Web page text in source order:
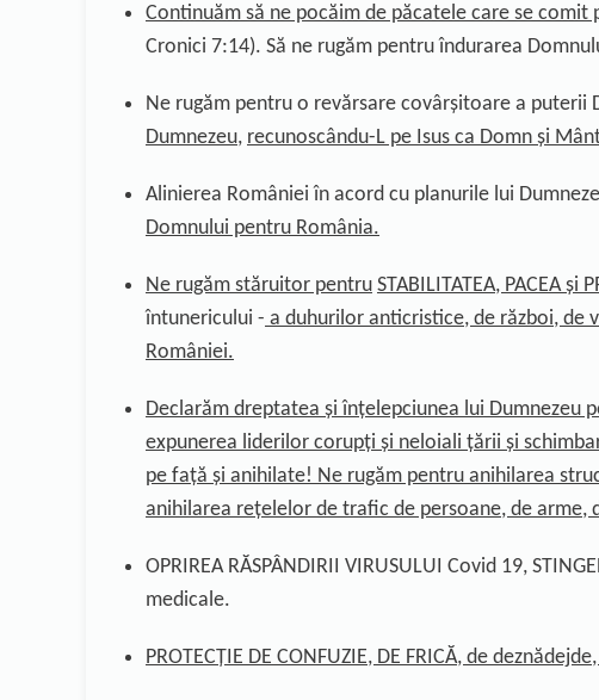
Continuăm să ne pocăim de păcatele care se
Cronici 7:14). Să ne rugăm pentru îndurarea
Ne rugăm pentru o revărsare covârșitoare a puterii
Dumnezeu, recunoscându-L pe Isus ca Domn și
Alinierea României în acord cu planurile lui
Domnului pentru România.
Ne rugăm stăruitor pentru STABILITATEA, PACEA și
întunericului - a duhurilor anticristice, de război, de
României.
Declarăm dreptatea și înțelepciunea lui Dumnezeu
expunerea liderilor corupți și neloiali țării și
pe față și anihilate! Ne rugăm pentru anihilarea
anihilarea rețelelor de trafic de persoane, de arme,
OPRIREA RĂSPÂNDIRII VIRUSULUI Covid 19,
medicale.
PROTECȚIE DE CONFUZIE, DE FRICĂ, de